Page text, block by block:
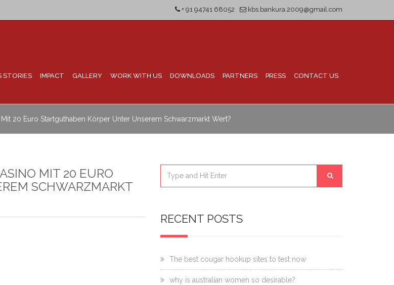
kbs.bankura.2009@gmail.com
+ 91 94741 68052
STORIES IMPACT GALLERY WORK WITH US DOWNLOADS PARTNERS PRESS CONTACT US
20 Euro Startguthaben Körper Unter Unserem Schwarzmarkt Wert?
MIT 20 EURO
SCHWARZMARKT
RECENT POSTS
The best cougar hookup sites to test now
why is australian women so desirable?